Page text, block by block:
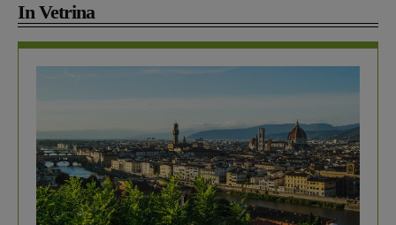
In Vetrina